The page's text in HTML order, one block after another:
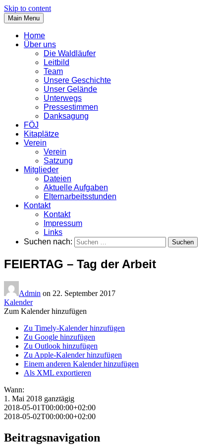
Skip to content
Main Menu
Home
Über uns
Die Waldläufer
Leitbild
Team
Unsere Geschichte
Unser Gelände
Unterwegs
Pressestimmen
Danksagung
FÖJ
Kitaplätze
Verein
Verein
Satzung
Mitglieder
Dateien
Aktuelle Aufgaben
Elternarbeitsstunden
Kontakt
Kontakt
Impressum
Links
Suchen nach:
FEIERTAG – Tag der Arbeit
Admin on 22. September 2017
Kalender
Zum Kalender hinzufügen
Zu Timely-Kalender hinzufügen
Zu Google hinzufügen
Zu Outlook hinzufügen
Zu Apple-Kalender hinzufügen
Einem anderen Kalender hinzufügen
Als XML exportieren
Wann:
1. Mai 2018 ganztägig
2018-05-01T00:00:00+02:00
2018-05-02T00:00:00+02:00
Beitragsnavigation